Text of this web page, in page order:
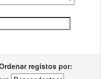
registos por: